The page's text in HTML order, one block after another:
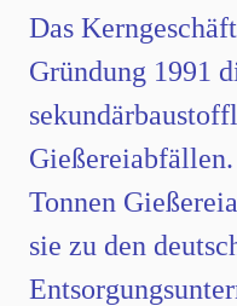
Das
Gründung 1991
Tonnen
sie zu den